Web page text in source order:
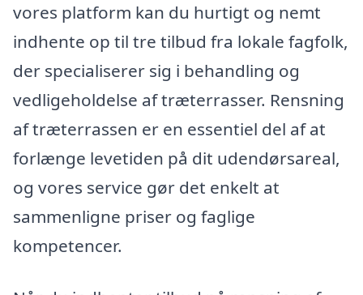
vores platform kan du hurtigt og nemt
indhente op til tre tilbud fra lokale fagfolk,
der specialiserer sig i behandling og
vedligeholdelse af træterrasser. Rensning
af træterrassen er en essentiel del af at
forlænge levetiden på dit udendørsareal,
og vores service gør det enkelt at
sammenligne priser og faglige
kompetencer.